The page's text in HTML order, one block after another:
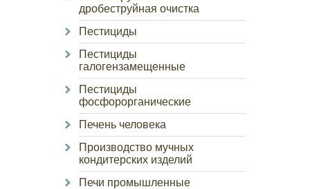
дробеструйная очистка
Пестициды
Пестициды
галогензамещенные
Пестициды
фосфорорганические
Печень человека
Производство мучных
кондитерских изделий
Печи промышленные